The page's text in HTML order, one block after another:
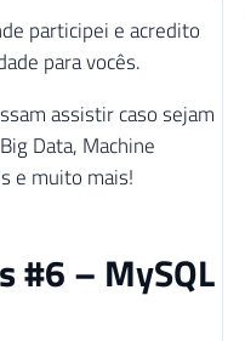
participei e acredito
para vocês.
assistir caso sejam
Data, Machine
e muito mais!
#6 – MySQL